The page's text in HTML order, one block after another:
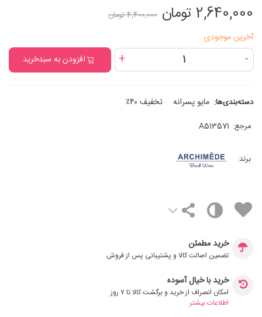
2,640,000 تومان 4,400,000 تومان
آخرین موجودی
-
+ افزودن به سبدخرید
دسته‌بندی‌ها: مایو پسرانه تخفیف ۴۰٪
مرجع: A513571
برند:
خرید مطمئن
تضمین اصالت کالا و پشتیبانی پس از فروش
خرید با خیال آسوده
امکان انصراف از خرید و برگشت کالا تا ۷ روز
اطلاعات بیشتر